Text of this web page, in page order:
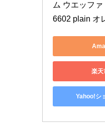
ム ウエッフ
6602 plain オ
楽天
Yahoo!シ